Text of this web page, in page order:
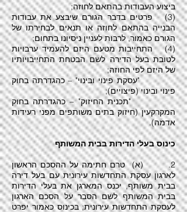
ביצוע העבודות בהתאם לחוזה;
(3) פרטים בדבר הגורם שיבצע את עבודות
הבנייה בהתאם לחוזה או תנאים לבחירתו של
הגורם כאמור, לרבות לעניין ניסיונו בתחום;
(4) התחייבות מטעם היזם להעמיד ערבויות
לטובת בעל הדירה לשם הבטחת התחייבויותיו
של היזם לפי החוזה;
"עסקת פינוי ובינוי" – כהגדרתה בחוק
פינוי ובינוי (פיצויים);
"תכנית החיזוק" – כהגדרתה בחוק
המקרקעין (חיזוק בתים משותפים מפני רעידות
אדמה).
כינוס בעלי הדירות בבית המשותף
2. (א) טרם חתימה על ההסכם הראשון
לארגון עסקת התחדשות עירונית עם בעל דירה
בבית משותף, יכנס המארגן את בעלי הדירות
בבית המשותף לשם הסבר על הסכם הארגון
לעסקת התחדשות עירונית; בכינוס כאמור יפרט